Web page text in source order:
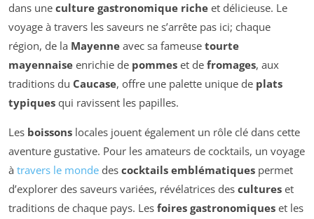
dans une culture gastronomique riche et délicieuse. Le
voyage à travers les saveurs ne s’arrête pas ici; chaque
région, de la Mayenne avec sa fameuse tourte
mayennaise enrichie de pommes et de fromages, aux
traditions du Caucase, offre une palette unique de plats
typiques qui ravissent les papilles.
Les boissons locales jouent également un rôle clé dans cette
aventure gustative. Pour les amateurs de cocktails, un voyage
à travers le monde des cocktails emblématiques permet
d’explorer des saveurs variées, révélatrices des cultures et
traditions de chaque pays. Les foires gastronomiques et les